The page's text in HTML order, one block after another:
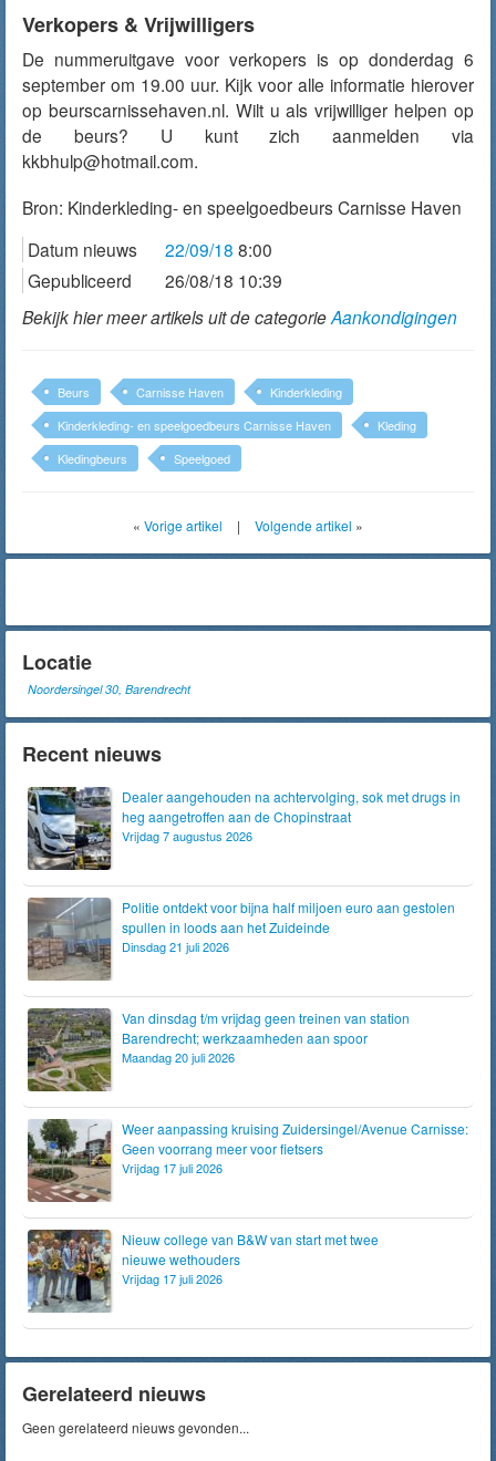
Verkopers & Vrijwilligers
De nummeruitgave voor verkopers is op donderdag 6
september om 19.00 uur. Kijk voor alle informatie hierover
op beurscarnissehaven.nl. Wilt u als vrijwilliger helpen op
de beurs? U kunt zich aanmelden via
kkbhulp@hotmail.com.
Bron: Kinderkleding- en speelgoedbeurs Carnisse Haven
Datum nieuws
22/09/18 8:00
Gepubliceerd
26/08/18 10:39
Bekijk hier meer artikels uit de categorieAankondigingen
Beurs Carnisse Haven
Kinderkleding
Kinderkleding- en speelgoedbeurs Carnisse Haven
Kleding
Kledingbeurs
Speelgoed
« Vorige artikel | Volgende artikel »
Locatie
Noordersingel 30, Barendrecht
Recent nieuws
Dealer aangehouden na achtervolging, sok met drugs in
heg aangetroffen aan de Chopinstraat
Vrijdag 7 augustus 2026
Politie ontdekt voor bijna half miljoen euro aan gestolen
spullen in loods aan het Zuideinde
Dinsdag 21 juli 2026
Van dinsdag t/m vrijdag geen treinen van station
Barendrecht; werkzaamheden aan spoor
Maandag 20 juli 2026
Weer aanpassing kruising Zuidersingel/Avenue Carnisse:
Geen voorrang meer voor fietsers
Vrijdag 17 juli 2026
Nieuw college van B&W van start met twee
nieuwe wethouders
Vrijdag 17 juli 2026
Gerelateerd nieuws
Geen gerelateerd nieuws gevonden...